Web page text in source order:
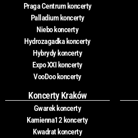
Praga Centrum koncerty
Palladium koncerty
Niebo koncerty
Hydrozagadka koncerty
Hybrydy koncerty
Expo XXI koncerty
VooDoo koncerty
Koncerty Kraków
Gwarek koncerty
Kamienna12 koncerty
Kwadrat koncerty